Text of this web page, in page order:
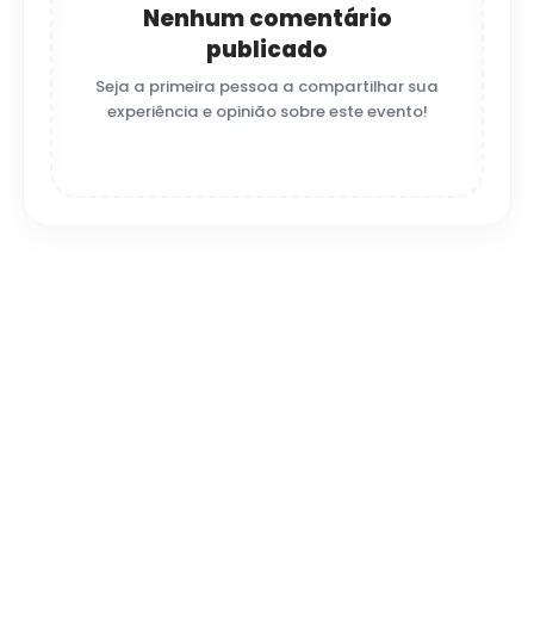
Nenhum comentário
publicado
Seja a primeira pessoa a compartilhar sua
experiência e opinião sobre este evento!